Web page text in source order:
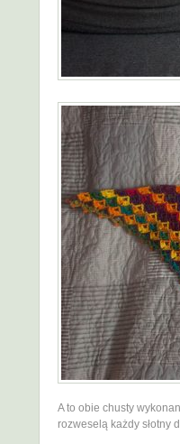
A to obie chusty
rozweselą każdy słotny